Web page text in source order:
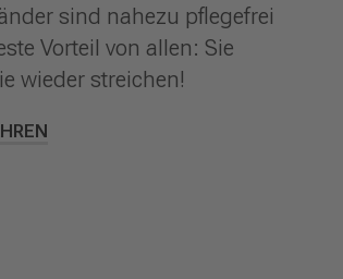
sind nahezu pflegefrei
Vorteil von allen: Sie
wieder streichen!